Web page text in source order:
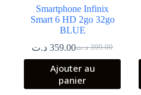
Smartphone Infinix
Smart 6 HD 2go 32go
BLUE
399.00 د.تLe
prix
initial
était :
359.00 د.ت
Le
prix
actuel
est :
Ajouter au
panier